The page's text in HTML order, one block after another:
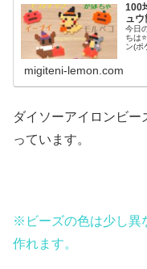
100
ュ
今日
ちは
ン(ポ
migiteni-lemon.com
ダイソーアイロンビー
っています。
※ビーズの色は少し異
作れます。